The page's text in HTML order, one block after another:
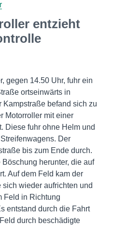
entzieht
gegen 14.50 Uhr, fuhr ein
ortseinwärts in
Kampstraße befand sich zu
Motorroller mit einer
Diese fuhr ohne Helm und
Der
bis zum Ende durch.
herunter, die auf
Auf dem Feld kam der
wieder aufrichten und
Feld in Richtung
entstand durch die Fahrt
durch beschädigte